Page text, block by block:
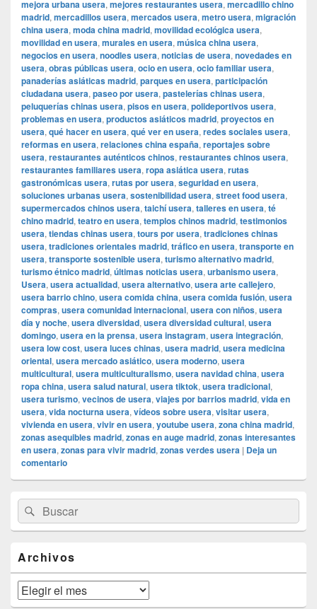
mejora urbana usera, mejores restaurantes usera, mercadillo chino
madrid, mercadillos usera, mercados usera, metro usera, migración
china usera, moda china madrid, movilidad ecológica usera,
movilidad en usera, murales en usera, música china usera,
negocios en usera, noodles usera, noticias de usera, novedades en
usera, obras públicas usera, ocio en usera, ocio familiar usera,
panaderías asiáticas madrid, parques en usera, participación
ciudadana usera, paseo por usera, pastelerías chinas usera,
peluquerías chinas usera, pisos en usera, polideportivos usera,
problemas en usera, productos asiáticos madrid, proyectos en
usera, qué hacer en usera, qué ver en usera, redes sociales usera,
reformas en usera, relaciones china españa, reportajes sobre
usera, restaurantes auténticos chinos, restaurantes chinos usera,
restaurantes familiares usera, ropa asiática usera, rutas
gastronómicas usera, rutas por usera, seguridad en usera,
soluciones urbanas usera, sostenibilidad usera, street food usera,
supermercados chinos usera, taichí usera, talleres en usera, té
chino madrid, teatro en usera, templos chinos madrid, testimonios
usera, tiendas chinas usera, tours por usera, tradiciones chinas
usera, tradiciones orientales madrid, tráfico en usera, transporte en
usera, transporte sostenible usera, turismo alternativo madrid,
turismo étnico madrid, últimas noticias usera, urbanismo usera,
Usera, usera actualidad, usera alternativo, usera arte callejero,
usera barrio chino, usera comida china, usera comida fusión, usera
compras, usera comunidad internacional, usera con niños, usera
día y noche, usera diversidad, usera diversidad cultural, usera
domingo, usera en la prensa, usera instagram, usera integración,
usera low cost, usera luces chinas, usera madrid, usera medicina
oriental, usera mercado asiático, usera moderno, usera
multicultural, usera multiculturalismo, usera navidad china, usera
ropa china, usera salud natural, usera tiktok, usera tradicional,
usera turismo, vecinos de usera, viajes por barrios madrid, vida en
usera, vida nocturna usera, vídeos sobre usera, visitar usera,
vivienda en usera, vivir en usera, youtube usera, zona china madrid,
zonas asequibles madrid, zonas en auge madrid, zonas interesantes
en usera, zonas para vivir madrid, zonas verdes usera | Deja un
comentario
área
de
widget
lateral
primaria
Buscar
por:
Buscar
Archivos
Archivos